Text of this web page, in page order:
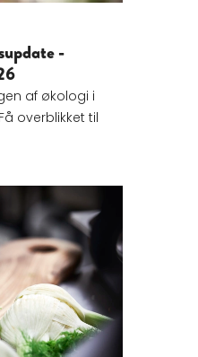
-
af økologi i
overblikket til